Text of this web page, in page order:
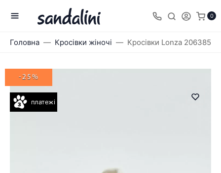
0
Головна Кросівки жіночі Кросівки Lonza 206385
платежі
-25%